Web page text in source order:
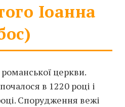
Іоанна
церкви.
в 1220 році і
Спорудження вежі